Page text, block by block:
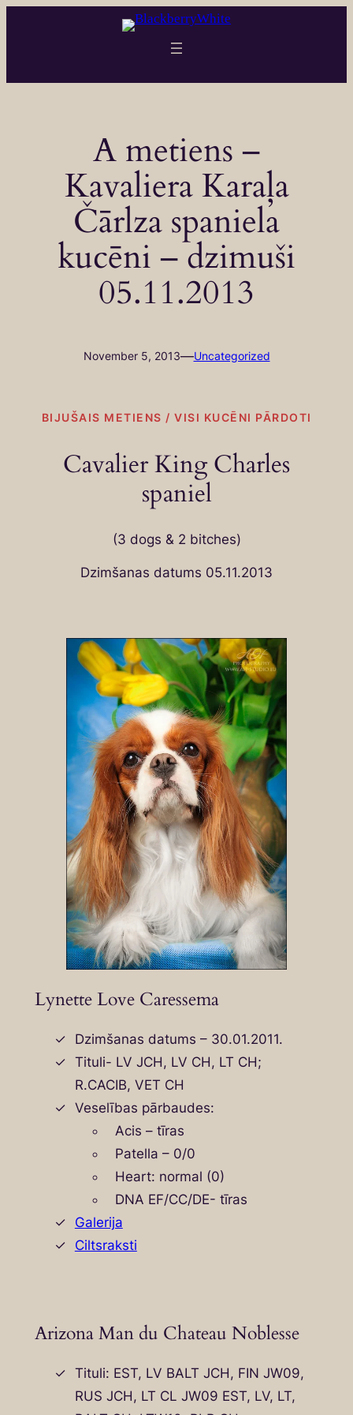
A metiens –
Kavaliera Karaļa
Čārlza spaniela
kucēni – dzimuši
05.11.2013
November 5, 2013—Uncategorized
BIJUŠAIS METIENS / VISI KUCĒNI PĀRDOTI
Cavalier King Charles
spaniel
(3 dogs & 2 bitches)
Dzimšanas datums 05.11.2013
Lynette Love Caressema
Dzimšanas datums – 30.01.2011.
Tituli- LV JCH, LV CH, LT CH;
R.CACIB, VET CH
Veselības pārbaudes:
Acis – tīras
Patella – 0/0
Heart: normal (0)
DNA EF/CC/DE- tīras
Galerija
Ciltsraksti
Arizona Man du Chateau Noblesse
Tituli: EST, LV BALT JCH, FIN JW09,
RUS JCH, LT CL JW09 EST, LV, LT,